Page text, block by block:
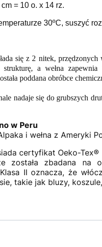
= 10 o. x 14 rz.
30ºC, suszyć
się z 2 nitek,
strukturę, a wełna
poddana obróbce
nadaje się do grubszych
w Peru
i wełna z Ameryki
certyfikat Oeko-
została zbadana na
II oznacza, że
takie jak bluzy,